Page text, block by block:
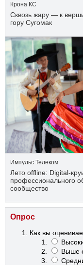
Крона КС
Сквозь жару — к
гору Сугомак
Импульс Телеком
Лето offline: Digital-
профессионального
сообщество
Опрос
Как вы
Выше